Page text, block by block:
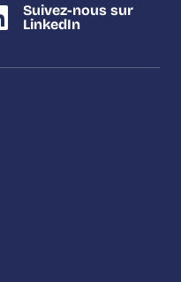
Suivez-nous sur
LinkedIn